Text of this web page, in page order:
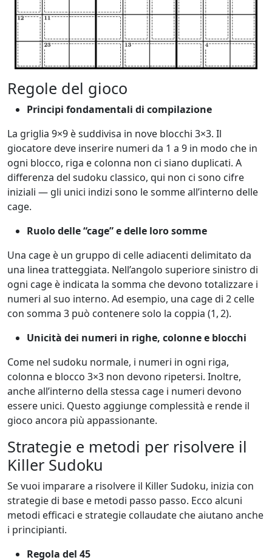
Regole del gioco
Principi fondamentali di compilazione
La griglia 9×9 è suddivisa in nove blocchi 3×3. Il
giocatore deve inserire numeri da 1 a 9 in modo che in
ogni blocco, riga e colonna non ci siano duplicati. A
differenza del sudoku classico, qui non ci sono cifre
iniziali — gli unici indizi sono le somme all’interno delle
cage.
Ruolo delle “cage” e delle loro somme
Una cage è un gruppo di celle adiacenti delimitato da
una linea tratteggiata. Nell’angolo superiore sinistro di
ogni cage è indicata la somma che devono totalizzare i
numeri al suo interno. Ad esempio, una cage di 2 celle
con somma 3 può contenere solo la coppia (1, 2).
Unicità dei numeri in righe, colonne e blocchi
Come nel sudoku normale, i numeri in ogni riga,
colonna e blocco 3×3 non devono ripetersi. Inoltre,
anche all’interno della stessa cage i numeri devono
essere unici. Questo aggiunge complessità e rende il
gioco ancora più appassionante.
Strategie e metodi per risolvere il
Killer Sudoku
Se vuoi imparare a risolvere il Killer Sudoku, inizia con
strategie di base e metodi passo passo. Ecco alcuni
metodi efficaci e strategie collaudate che aiutano anche
i principianti.
Regola del 45